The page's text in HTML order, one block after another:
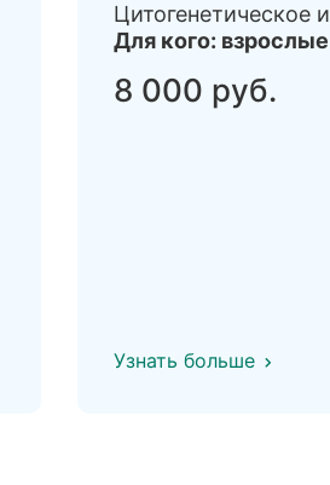
Цитогенетическое
Для кого:
8 000 руб.
Узнать больше